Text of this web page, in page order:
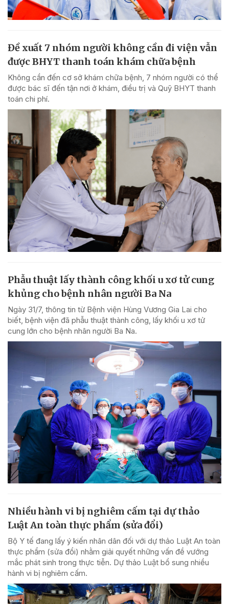
Đề xuất 7 nhóm người không cần đi viện vẫn
được BHYT thanh toán khám chữa bệnh
Không cần đến cơ sở khám chữa bệnh, 7 nhóm người có thể
được bác sĩ đến tận nơi ở khám, điều trị và Quỹ BHYT thanh
toán chi phí.
Phẫu thuật lấy thành công khối u xơ tử cung
khủng cho bệnh nhân người Ba Na
Ngày 31/7, thông tin từ Bệnh viện Hùng Vương Gia Lai cho
biết, bệnh viện đã phẫu thuật thành công, lấy khối u xơ tử
cung lớn cho bệnh nhân người Ba Na.
Nhiều hành vi bị nghiêm cấm tại dự thảo
Luật An toàn thực phẩm (sửa đổi)
Bộ Y tế đang lấy ý kiến nhân dân đối với dự thảo Luật An toàn
thực phẩm (sửa đổi) nhằm giải quyết những vấn đề vướng
mắc phát sinh trong thực tiễn. Dự thảo Luật bổ sung nhiều
hành vi bị nghiêm cấm.